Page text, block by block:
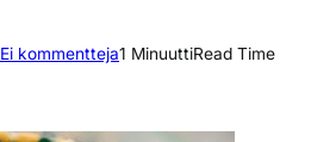
Ei kommenttejaa
1 MinuuttiRead Time